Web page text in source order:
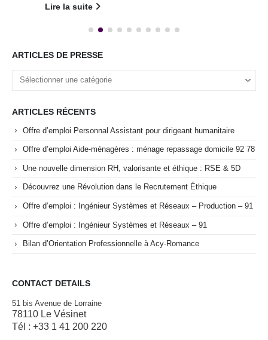
Lire la suite
ARTICLES DE PRESSE
ARTICLES RÉCENTS
Offre d’emploi Personnal Assistant pour dirigeant humanitaire
Offre d’emploi Aide-ménagères : ménage repassage domicile 92 78
Une nouvelle dimension RH, valorisante et éthique : RSE & 5D
Découvrez une Révolution dans le Recrutement Éthique
Offre d’emploi : Ingénieur Systèmes et Réseaux – Production – 91
Offre d’emploi : Ingénieur Systèmes et Réseaux – 91
Bilan d’Orientation Professionnelle à Acy-Romance
CONTACT DETAILS
51 bis Avenue de Lorraine
78110 Le Vésinet
Tél : +33 1 41 200 220